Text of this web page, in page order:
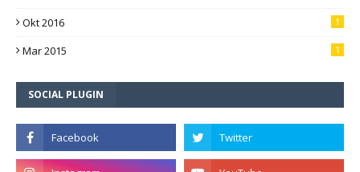
Okt 2016 1
Mar 2015 1
SOCIAL PLUGIN